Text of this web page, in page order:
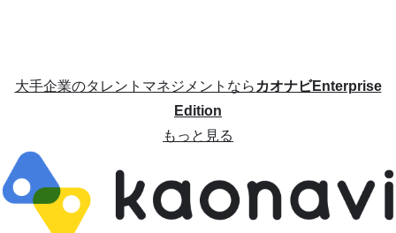
大手企業のタレントマネジメントならカオナビEnterprise
Edition
もっと見る